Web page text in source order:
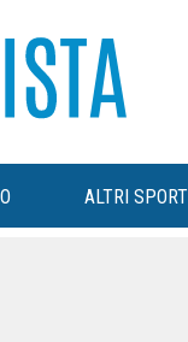
ALTRI SPORT